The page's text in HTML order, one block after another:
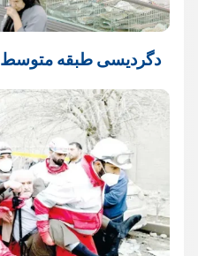
دگردیسی طبقه متوسط